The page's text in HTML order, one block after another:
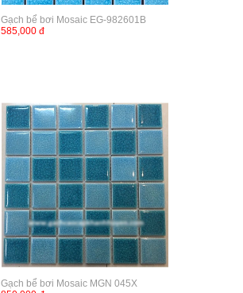
Gạch bể bơi Mosaic EG-982601B
585,000 đ
Gạch bể bơi Mosaic MGN 045X